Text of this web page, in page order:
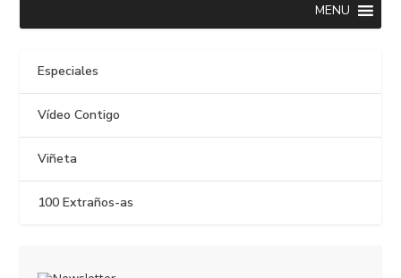
MENU
Especiales
Vídeo Contigo
Viñeta
100 Extraños-as